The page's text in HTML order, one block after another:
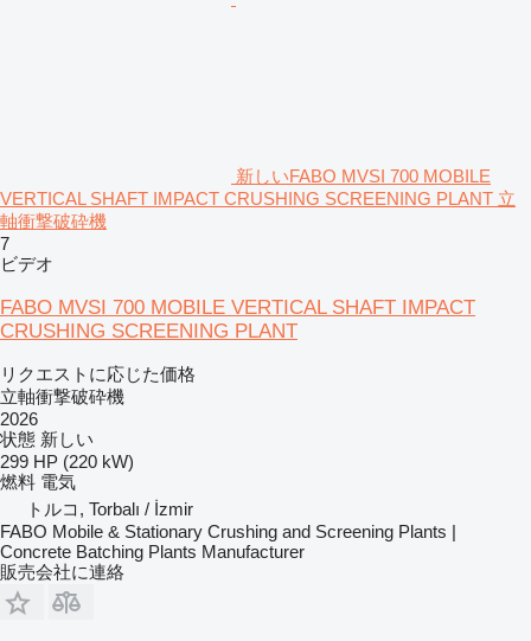
新しいFABO MVSI 700 MOBILE
VERTICAL SHAFT IMPACT CRUSHING SCREENING PLANT 立
軸衝撃破砕機
7
ビデオ
FABO MVSI 700 MOBILE VERTICAL SHAFT IMPACT
CRUSHING SCREENING PLANT
リクエストに応じた価格
立軸衝撃破砕機
2026
状態 新しい
299 HP (220 kW)
燃料 電気
トルコ, Torbalı / İzmir
FABO Mobile & Stationary Crushing and Screening Plants |
Concrete Batching Plants Manufacturer
販売会社に連絡